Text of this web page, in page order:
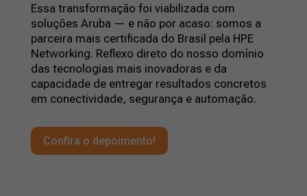
Essa transformação foi viabilizada com
soluções Aruba — e não por acaso: somos a
parceira mais certificada do Brasil pela HPE
Networking. Reflexo direto do nosso domínio
das tecnologias mais inovadoras e da
capacidade de entregar resultados concretos
em conectividade, segurança e automação.
Confira o depoimento!